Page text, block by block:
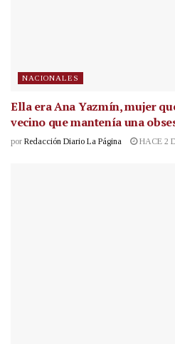
NACIONALES
Ella era Ana Yazmín, mujer
vecino que mantenía una
por Redacción Diario La Página HACE 2